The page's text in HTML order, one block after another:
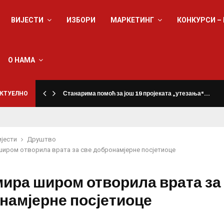
ВИЈЕСТИ ИЗБОРИ МАРКЕТИНГ КОНКУРСИ
О НАМА
Станарима помоћ за још 19 пројеката „утезања“…
Друштво
отворила врата за све добронамјерне посјетиоце
широм отворила врата за
посјетиоце